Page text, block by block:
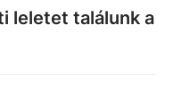
leletet találunk a